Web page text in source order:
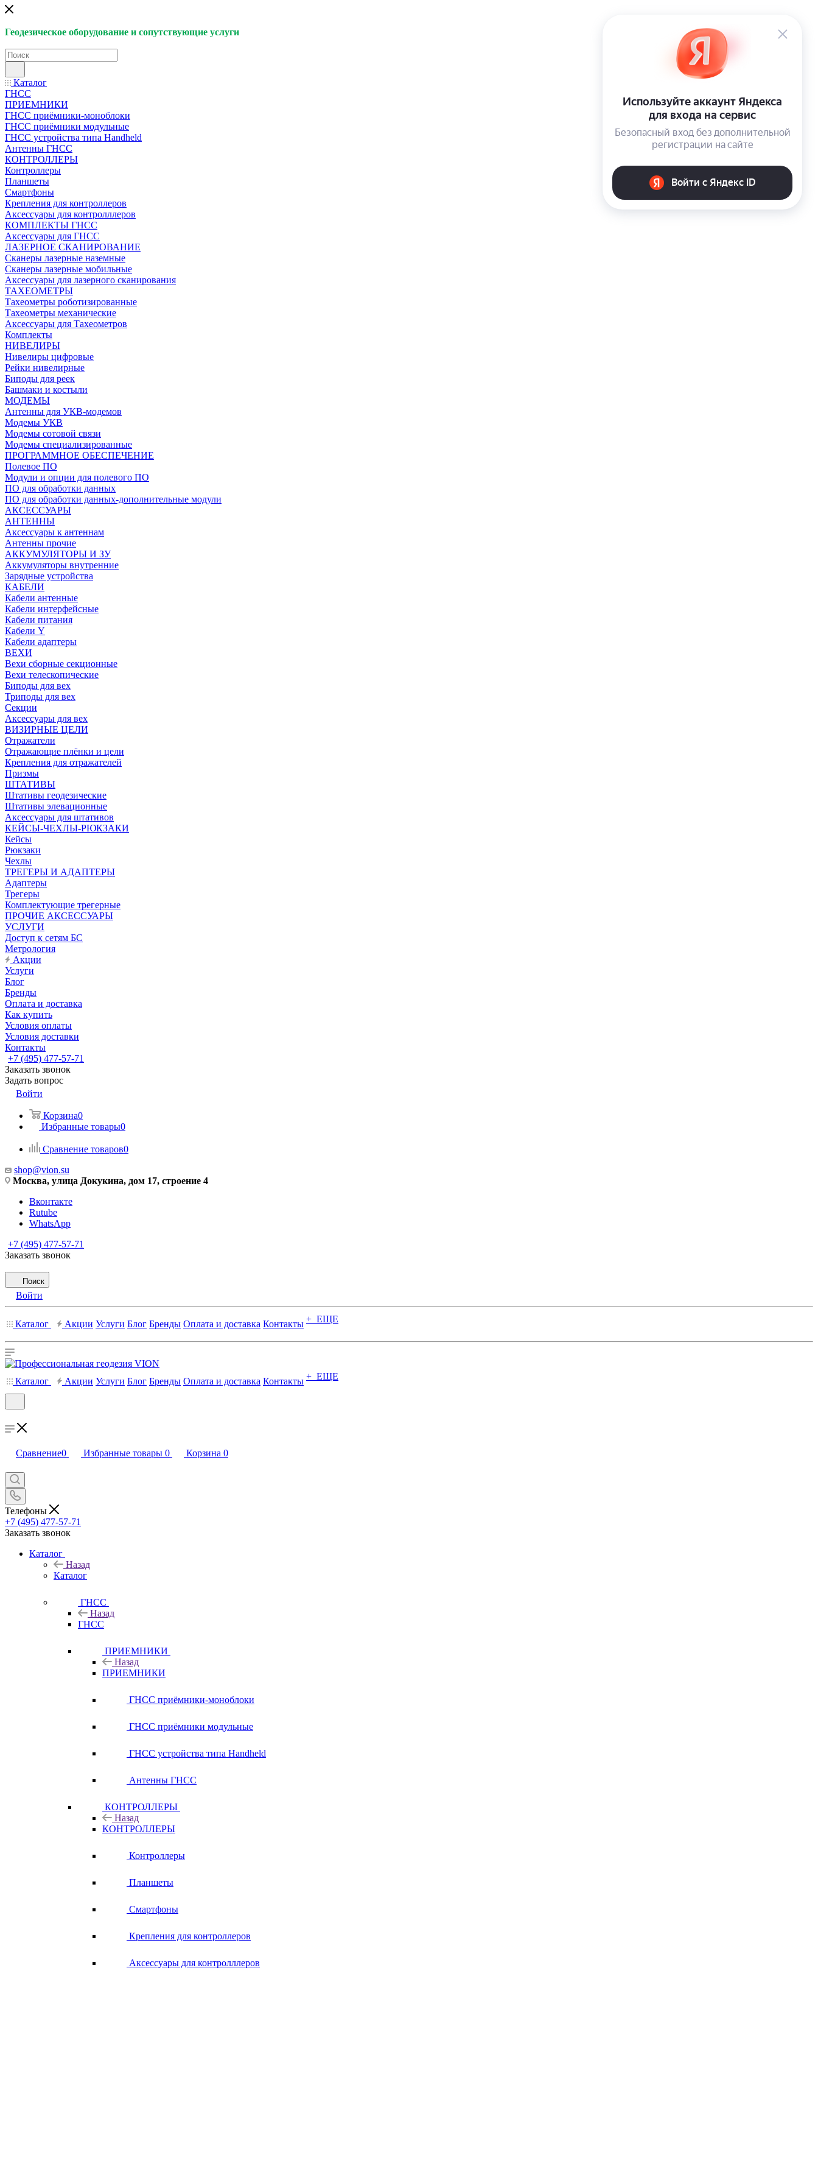
Геодезическое оборудование и сопутствующие услуги
Каталог
ГНСС
ПРИЕМНИКИ
ГНСС приёмники-моноблоки
ГНСС приёмники модульные
ГНСС устройства типа Handheld
Антенны ГНСС
КОНТРОЛЛЕРЫ
Контроллеры
Планшеты
Смартфоны
Крепления для контроллеров
Аксессуары для контролллеров
КОМПЛЕКТЫ ГНСС
Аксессуары для ГНСС
ЛАЗЕРНОЕ СКАНИРОВАНИЕ
Сканеры лазерные наземные
Сканеры лазерные мобильные
Аксессуары для лазерного сканирования
ТАХЕОМЕТРЫ
Тахеометры роботизированные
Тахеометры механические
Аксессуары для Тахеометров
Комплекты
НИВЕЛИРЫ
Нивелиры цифровые
Рейки нивелирные
Биподы для реек
Башмаки и костыли
МОДЕМЫ
Антенны для УКВ-модемов
Модемы УКВ
Модемы сотовой связи
Модемы специализированные
ПРОГРАММНОЕ ОБЕСПЕЧЕНИЕ
Полевое ПО
Модули и опции для полевого ПО
ПО для обработки данных
ПО для обработки данных-дополнительные модули
АКСЕССУАРЫ
АНТЕННЫ
Аксессуары к антеннам
Антенны прочие
АККУМУЛЯТОРЫ И ЗУ
Аккумуляторы внутренние
Зарядные устройства
КАБЕЛИ
Кабели антенные
Кабели интерфейсные
Кабели питания
Кабели Y
Кабели адаптеры
ВЕХИ
Вехи сборные секционные
Вехи телескопические
Биподы для вех
Триподы для вех
Секции
Аксессуары для вех
ВИЗИРНЫЕ ЦЕЛИ
Отражатели
Отражающие плёнки и цели
Крепления для отражателей
Призмы
ШТАТИВЫ
Штативы геодезические
Штативы элевационные
Аксессуары для штативов
КЕЙСЫ-ЧЕХЛЫ-РЮКЗАКИ
Кейсы
Рюкзаки
Чехлы
ТРЕГЕРЫ И АДАПТЕРЫ
Адаптеры
Трегеры
Комплектующие трегерные
ПРОЧИЕ АКСЕССУАРЫ
УСЛУГИ
Доступ к сетям БС
Метрология
Акции
Услуги
Блог
Бренды
Оплата и доставка
Как купить
Условия оплаты
Условия доставки
Контакты
+7 (495) 477-57-71
Заказать звонок
Задать вопрос
Войти
Корзина0
Избранные товары0
Сравнение товаров0
shop@vion.su
Москва, улица Докукина, дом 17, строение 4
Вконтакте
Rutube
WhatsApp
+7 (495) 477-57-71
Заказать звонок
Поиск
Войти
Каталог Акции Услуги Блог Бренды Оплата и доставка Контакты + ЕЩЕ
Каталог Акции Услуги Блог Бренды Оплата и доставка Контакты + ЕЩЕ
Сравнение0 Избранные товары 0 Корзина 0
Телефоны
+7 (495) 477-57-71
Заказать звонок
Каталог
Назад
Каталог
ГНСС
Назад
ГНСС
ПРИЕМНИКИ
Назад
ПРИЕМНИКИ
ГНСС приёмники-моноблоки
ГНСС приёмники модульные
ГНСС устройства типа Handheld
Антенны ГНСС
КОНТРОЛЛЕРЫ
Назад
КОНТРОЛЛЕРЫ
Контроллеры
Планшеты
Смартфоны
Крепления для контроллеров
Аксессуары для контролллеров